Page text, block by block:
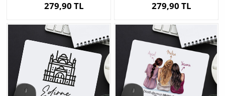
279,90 TL 279,90 TL